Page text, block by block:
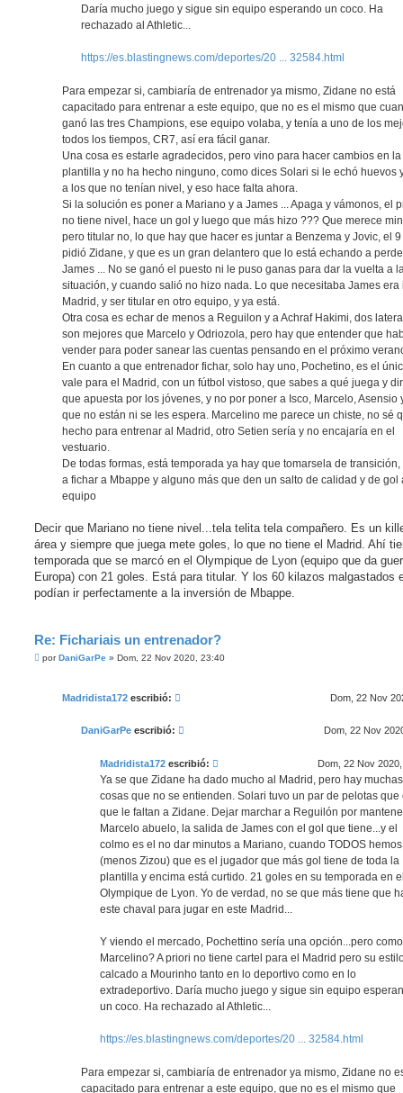
Daría mucho juego y sigue sin equipo esperando un coco. Ha
rechazado al Athletic...
https://es.blastingnews.com/deportes/20 ... 32584.html
Para empezar si, cambiaría de entrenador ya mismo, Zidane no está
capacitado para entrenar a este equipo, que no es el mismo que
ganó las tres Champions, ese equipo volaba, y tenía a uno de los
todos los tiempos, CR7, así era fácil ganar.
Una cosa es estarle agradecidos, pero vino para hacer cambios en la
plantilla y no ha hecho ninguno, como dices Solari si le echó huevos
a los que no tenían nivel, y eso hace falta ahora.
Si la solución es poner a Mariano y a James ... Apaga y vámonos, el
no tiene nivel, hace un gol y luego que más hizo ??? Que merece
pero titular no, lo que hay que hacer es juntar a Benzema y Jovic, el
pidió Zidane, y que es un gran delantero que lo está echando a
James ... No se ganó el puesto ni le puso ganas para dar la vuelta a
situación, y cuando salió no hizo nada. Lo que necesitaba James era
Madrid, y ser titular en otro equipo, y ya está.
Otra cosa es echar de menos a Reguilon y a Achraf Hakimi, dos
son mejores que Marcelo y Odriozola, pero hay que entender que
vender para poder sanear las cuentas pensando en el próximo
En cuanto a que entrenador fichar, solo hay uno, Pochetino, es el
vale para el Madrid, con un fútbol vistoso, que sabes a qué juega y
que apuesta por los jóvenes, y no por poner a Isco, Marcelo, Asensio
que no están ni se les espera. Marcelino me parece un chiste, no sé
hecho para entrenar al Madrid, otro Setien sería y no encajaría en el
vestuario.
De todas formas, está temporada ya hay que tomarsela de
a fichar a Mbappe y alguno más que den un salto de calidad y de gol
equipo
Decir que Mariano no tiene nivel...tela telita tela compañero. Es un
área y siempre que juega mete goles, lo que no tiene el Madrid. Ahí
temporada que se marcó en el Olympique de Lyon (equipo que da
Europa) con 21 goles. Está para titular. Y los 60 kilazos malgastados
podían ir perfectamente a la inversión de Mbappe.
Re: Fichariais un entrenador?
MporDaniGarPe » Dom, 22 Nov 2020, 23:40
Madridista172 escribió: Dom, 22 Nov
DaniGarPe escribió: Dom, 22 Nov
Madridista172 escribió: Dom, 22 Nov
Ya se que Zidane ha dado mucho al Madrid, pero hay muchas
cosas que no se entienden. Solari tuvo un par de pelotas que
que le faltan a Zidane. Dejar marchar a Reguilón por
Marcelo abuelo, la salida de James con el gol que tiene...y el
colmo es el no dar minutos a Mariano, cuando TODOS
(menos Zizou) que es el jugador que más gol tiene de toda la
plantilla y encima está curtido. 21 goles en su temporada en
Olympique de Lyon. Yo de verdad, no se que más tiene que
este chaval para jugar en este Madrid...
Y viendo el mercado, Pochettino sería una opción...pero
Marcelino? A priori no tiene cartel para el Madrid pero su
calcado a Mourinho tanto en lo deportivo como en lo
extradeportivo. Daría mucho juego y sigue sin equipo
un coco. Ha rechazado al Athletic...
https://es.blastingnews.com/deportes/20 ... 32584.html
Para empezar si, cambiaría de entrenador ya mismo, Zidane no
capacitado para entrenar a este equipo, que no es el mismo que